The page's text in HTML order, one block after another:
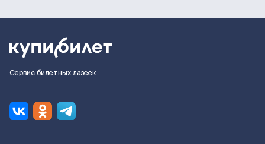
Сервис билетных лазеек